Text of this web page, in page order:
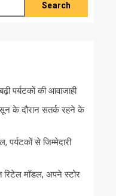
Search
पर्यटकों की आवाजाही
के दौरान सतर्क रहने के
पर्यटकों से जिम्मेदारी
रिटेल मॉडल, अपने स्टोर